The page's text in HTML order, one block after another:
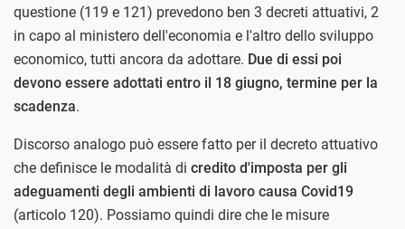
questione (119 e 121) prevedono ben 3 decreti attuativi, 2
in capo al ministero dell'economia e l'altro dello sviluppo
economico, tutti ancora da adottare. Due di essi poi
devono essere adottati entro il 18 giugno, termine per la
scadenza.
Discorso analogo può essere fatto per il decreto attuativo
che definisce le modalità di credito d'imposta per gli
adeguamenti degli ambienti di lavoro causa Covid19
(articolo 120). Possiamo quindi dire che le misure